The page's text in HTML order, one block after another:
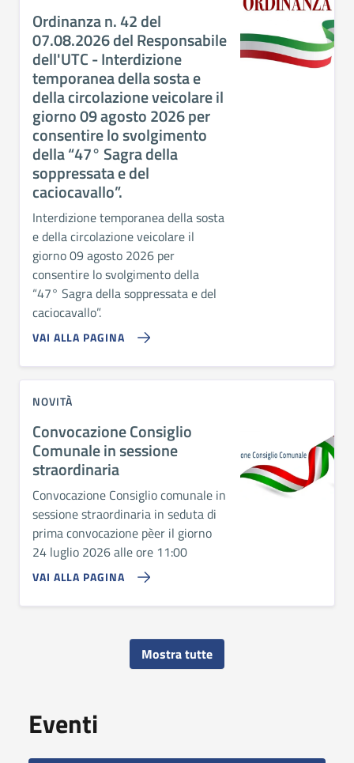
Ordinanza n. 42 del
07.08.2026 del Responsabile
dell'UTC - Interdizione
temporanea della sosta e
della circolazione veicolare il
giorno 09 agosto 2026 per
consentire lo svolgimento
della “47° Sagra della
soppressata e del
caciocavallo”.
Interdizione temporanea della sosta
e della circolazione veicolare il
giorno 09 agosto 2026 per
consentire lo svolgimento della
“47° Sagra della soppressata e del
caciocavallo”.
VAI ALLA PAGINA
NOVITÀ
Convocazione Consiglio
Comunale in sessione
straordinaria
Convocazione Consiglio comunale in
sessione straordinaria in seduta di
prima convocazione pèer il giorno
24 luglio 2026 alle ore 11:00
VAI ALLA PAGINA
Mostra tutte
Eventi